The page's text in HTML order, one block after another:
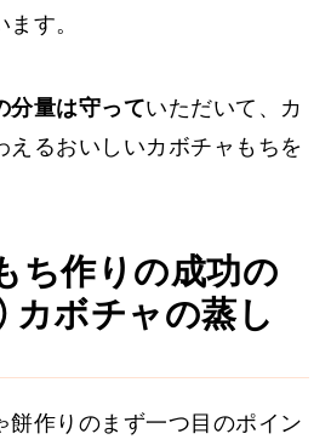
す。
分量は守っていただいて、カ
えるおいしいカボチャもちを
ち作りの成功の
ボチャの蒸し
餅作りのまず一つ目のポイン